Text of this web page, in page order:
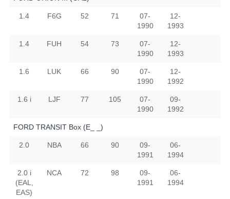
1.4 F6G 52 71
07-
1990
12-
1993
1.4 FUH 54 73
07-
1990
12-
1993
1.6 LUK 66 90
07-
1990
12-
1992
1.6 i LJF 77 105
07-
1990
09-
1992
FORD TRANSIT Box (E_ _)
2.0 NBA 66 90
09-
1991
06-
1994
2.0 i
(EAL,
EAS)
NCA 72 98
09-
1991
06-
1994